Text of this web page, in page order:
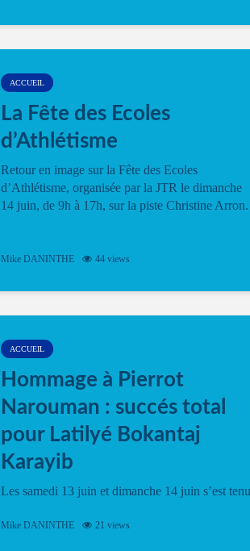
ACCUEIL
La Fête des Ecoles
d’Athlétisme
Retour en image sur la Fête des Ecoles
d’Athlétisme, organisée par la JTR le dimanche
14 juin, de 9h à 17h, sur la piste Christine Arron.
Mike DANINTHE 44 views
ACCUEIL
Hommage à Pierrot
Narouman : succés total
pour Latilyé Bokantaj
Karayib
Les samedi 13 juin et dimanche 14 juin s’est tenu
vibrant à Pierrot Narouman, organisé par
Mike DANINTHE 21 views